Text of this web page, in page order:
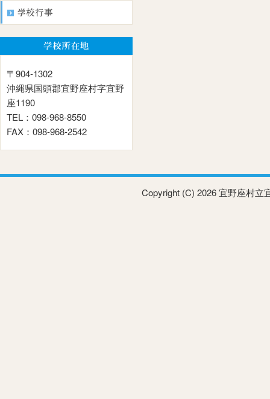
〒904-1302
沖縄県国頭郡宜野座村字宜野
座1190
TEL：098-968-8550
FAX：098-968-2542
Copyright (C) 2026 宜野座村立